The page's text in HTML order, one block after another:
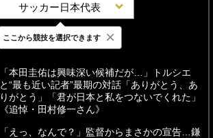
サッカー日本代表
最新 24時間 週間
「本田圭佑は興味深い候補だが…」トルシエ
と“最も近い記者”最期の対話「ありがとう、あ
りがとう」「君が日本と私をつないでくれた」
《追悼・田村修一さん》
「えっ、なんで？」監督からまさかの宣告…鎌
ここから競技を選択できます ×